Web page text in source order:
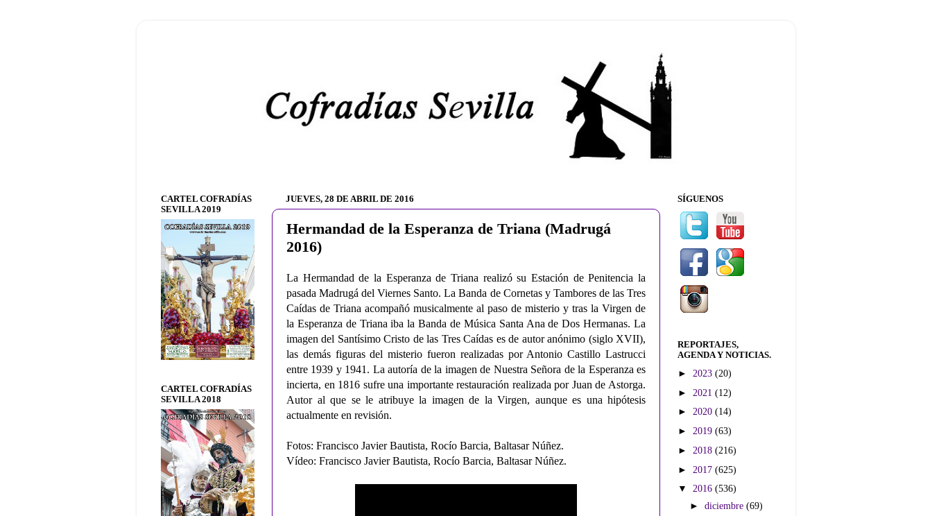
JUEVES, 28 DE ABRIL DE 2016
Hermandad de la Esperanza de Triana (Madrugá
2016)
La Hermandad de la Esperanza de Triana realizó su Estación de Penitencia la
pasada Madrugá del Viernes Santo. La Banda de Cornetas y Tambores de las Tres
Caídas de Triana acompañó musicalmente al paso de misterio y tras la Virgen de
la Esperanza de Triana iba la Banda de Música Santa Ana de Dos Hermanas. La
imagen del Santísimo Cristo de las Tres Caídas es de autor anónimo (siglo XVII),
las demás figuras del misterio fueron realizadas por Antonio Castillo Lastrucci
entre 1939 y 1941. La autoría de la imagen de Nuestra Señora de la Esperanza es
incierta, en 1816 sufre una importante restauración realizada por Juan de Astorga.
Autor al que se le atribuye la imagen de la Virgen, aunque es una hipótesis
actualmente en revisión.
Fotos: Francisco Javier Bautista, Rocío Barcia, Baltasar Núñez.
Vídeo: Francisco Javier Bautista, Rocío Barcia, Baltasar Núñez.
CARTEL COFRADÍAS
SEVILLA 2019
CARTEL COFRADÍAS
SEVILLA 2018
SÍGUENOS
REPORTAJES,
AGENDA Y NOTICIAS.
► 2023 (20)
► 2021 (12)
► 2020 (14)
► 2019 (63)
► 2018 (216)
► 2017 (625)
▼ 2016 (536)
►diciembre(69)